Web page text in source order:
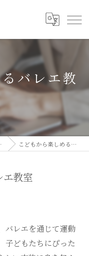
バレエ教
こどもから楽しめるバレエ教室
エ教室
バレエを通じて運動
子どもたちにぴった